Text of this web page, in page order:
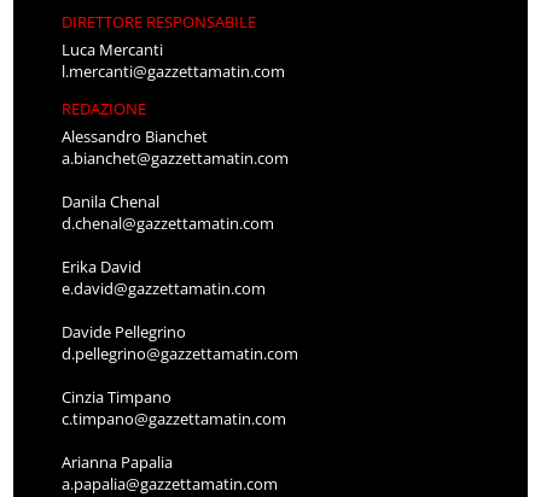
DIRETTORE RESPONSABILE
Luca Mercanti
l.mercanti@gazzettamatin.com
REDAZIONE
Alessandro Bianchet
a.bianchet@gazzettamatin.com
Danila Chenal
d.chenal@gazzettamatin.com
Erika David
e.david@gazzettamatin.com
Davide Pellegrino
d.pellegrino@gazzettamatin.com
Cinzia Timpano
c.timpano@gazzettamatin.com
Arianna Papalia
a.papalia@gazzettamatin.com